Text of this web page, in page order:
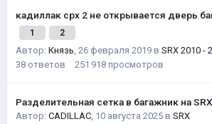
кадиллак срх 2 не открывается дверь
1 2
Автор: Князь, 26 февраля 2019 в SRX 2010 -
38 ответов 251 918 просмотров
Разделительная сетка в багажник на
Автор: CADILLAC, 10 августа 2025 в SRX